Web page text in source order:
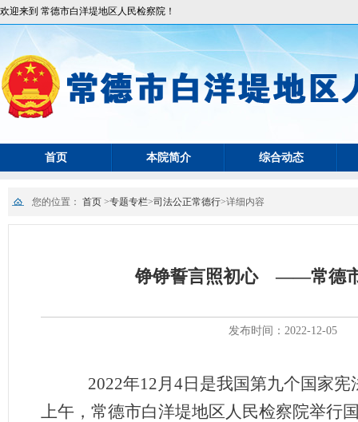
欢迎来到 常德市白洋堤地区人民检察院！
首页 本院简介 综合动态
您的位置： 首页 >专题专栏>司法公正常德行>详细内容
铮铮誓言照初心 ——常德市
发布时间：2022-12-05
2022年12月4日是我国第九个国家
上午，常德市白洋堤地区人民检察院举行